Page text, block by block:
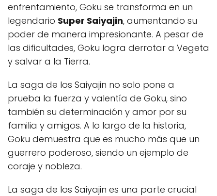
enfrentamiento, Goku se transforma en un
legendario Super Saiyajin, aumentando su
poder de manera impresionante. A pesar de
las dificultades, Goku logra derrotar a Vegeta
y salvar a la Tierra.
La saga de los Saiyajin no solo pone a
prueba la fuerza y valentía de Goku, sino
también su determinación y amor por su
familia y amigos. A lo largo de la historia,
Goku demuestra que es mucho más que un
guerrero poderoso, siendo un ejemplo de
coraje y nobleza.
La saga de los Saiyajin es una parte crucial